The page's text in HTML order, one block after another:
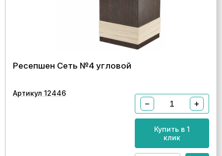
Ресепшен Сеть №4 угловой
Артикул 12446
− +
Купить в 1
клик